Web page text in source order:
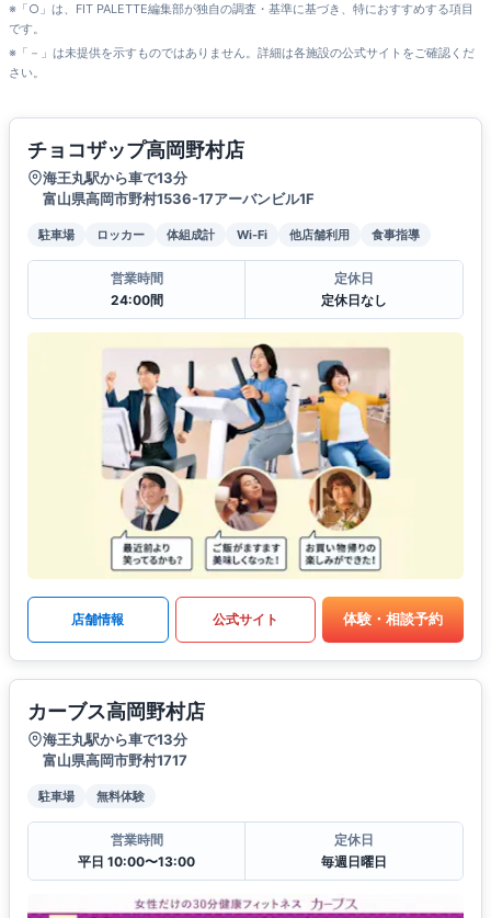
※「○」は、FIT PALETTE編集部が独自の調査・基準に基づき、特におすすめする項目
です。
※「－」は未提供を示すものではありません。詳細は各施設の公式サイトをご確認くだ
さい。
チョコザップ高岡野村店
海王丸駅から車で13分
富山県高岡市野村1536-17アーバンビル1F
駐車場 ロッカー 体組成計 Wi-Fi 他店舗利用 食事指導
営業時間
24:00間
定休日
定休日なし
店舗情報 公式サイト 体験・相談予約
カーブス高岡野村店
海王丸駅から車で13分
富山県高岡市野村1717
駐車場 無料体験
営業時間
平日 10:00〜13:00
定休日
毎週日曜日